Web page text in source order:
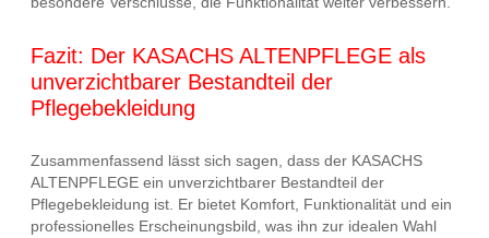
Fazit: Der KASACHS ALTENPFLEGE als
unverzichtbarer Bestandteil der
Pflegebekleidung
Zusammenfassend lässt sich sagen, dass der KASACHS
ALTENPFLEGE ein unverzichtbarer Bestandteil der
Pflegebekleidung ist. Er bietet Komfort, Funktionalität und ein
professionelles Erscheinungsbild, was ihn zur idealen Wahl